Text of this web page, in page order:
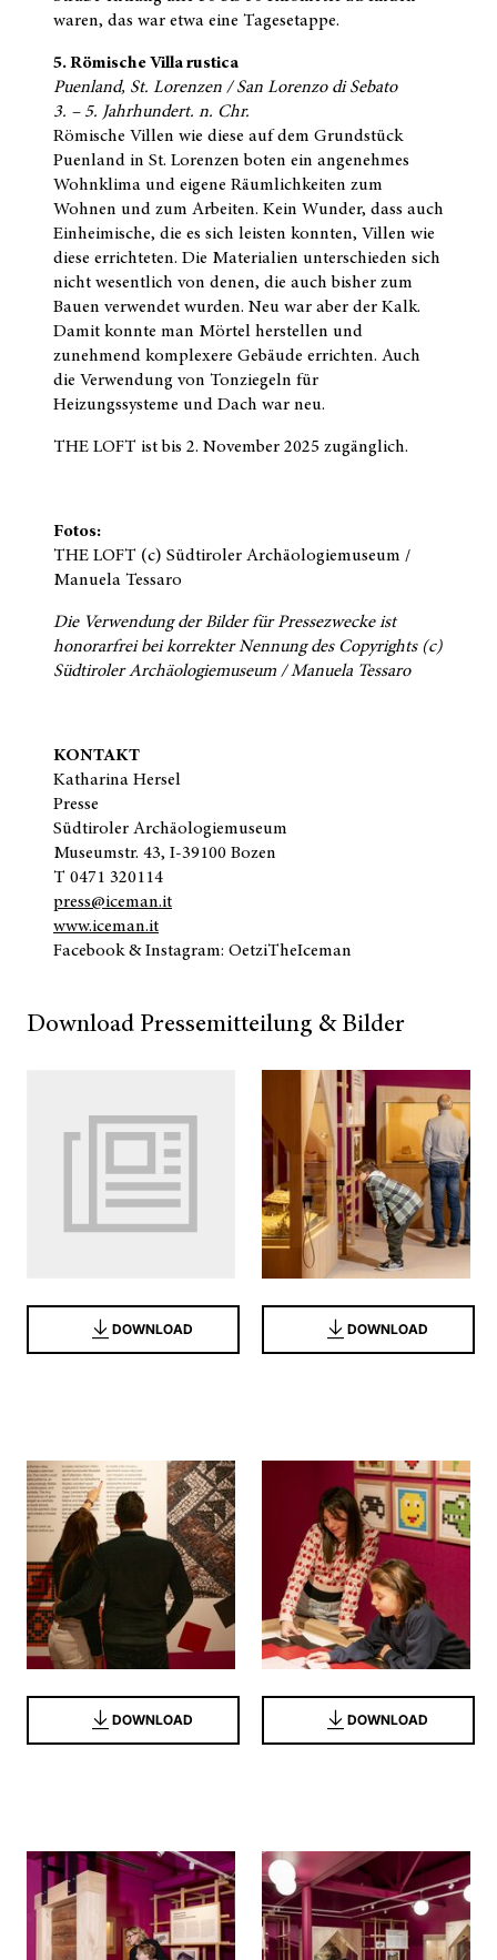
waren, das war etwa eine Tagesetappe.
5. Römische Villa rustica
Puenland, St. Lorenzen / San Lorenzo di Sebato
3. – 5. Jahrhundert. n. Chr.
Römische Villen wie diese auf dem Grundstück
Puenland in St. Lorenzen boten ein angenehmes
Wohnklima und eigene Räumlichkeiten zum
Wohnen und zum Arbeiten. Kein Wunder, dass auch
Einheimische, die es sich leisten konnten, Villen wie
diese errichteten. Die Materialien unterschieden sich
nicht wesentlich von denen, die auch bisher zum
Bauen verwendet wurden. Neu war aber der Kalk.
Damit konnte man Mörtel herstellen und
zunehmend komplexere Gebäude errichten. Auch
die Verwendung von Tonziegeln für
Heizungssysteme und Dach war neu.
THE LOFT ist bis 2. November 2025 zugänglich.
Fotos:
THE LOFT (c) Südtiroler Archäologiemuseum /
Manuela Tessaro
Die Verwendung der Bilder für Pressezwecke ist
honorarfrei bei korrekter Nennung des Copyrights (c)
Südtiroler Archäologiemuseum / Manuela Tessaro
KONTAKT
Katharina Hersel
Presse
Südtiroler Archäologiemuseum
Museumstr. 43, I-39100 Bozen
T 0471 320114
press@iceman.it
www.iceman.it
Facebook & Instagram: OetziTheIceman
Download Pressemitteilung & Bilder
DOWNLOAD DOWNLOAD
DOWNLOAD DOWNLOAD